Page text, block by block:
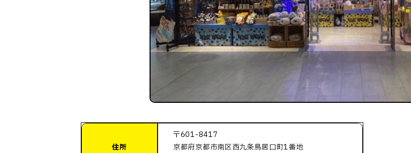
住所
〒601-8417
京都府京都市南区西九条鳥居口町1番地